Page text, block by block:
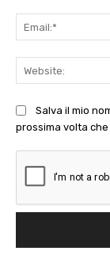
Salva il mio
prossima volta che